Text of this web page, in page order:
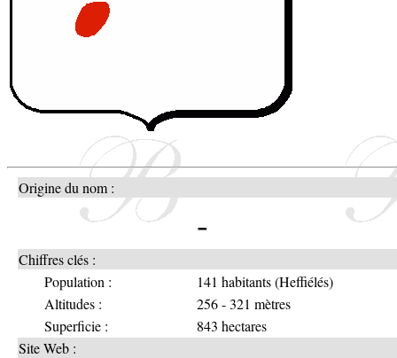
Origine du nom :
-
Chiffres clés :
Population :
141 habitants (Heffiélés)
Altitudes :
256 - 321 mètres
Superficie :
843 hectares
Site Web :